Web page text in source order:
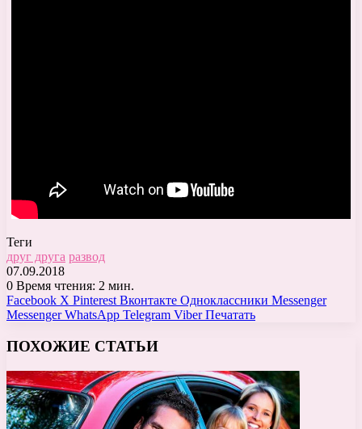
Теги
друг друга развод
07.09.2018
0 Время чтения: 2 мин.
Facebook X Pinterest Вконтакте Одноклассники Messenger
Messenger WhatsApp Telegram Viber Печатать
ПОХОЖИЕ СТАТЬИ